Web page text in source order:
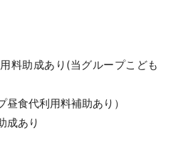
料助成あり(当グループこども
食代利用料補助あり）
成あり